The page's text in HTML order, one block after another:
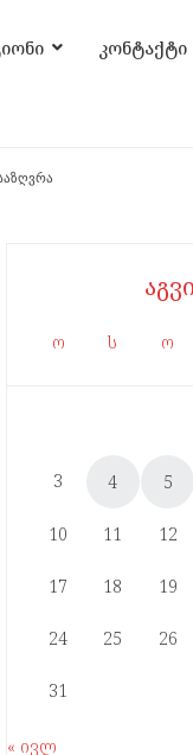
კონტაქტი
ო ს ო
3 4 5
10 11 12
17 18 19
24 25 26
31
« ივლ